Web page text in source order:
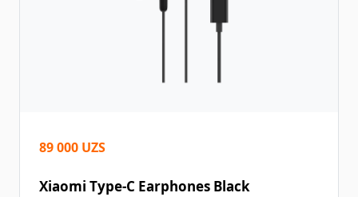
89 000 UZS
Xiaomi Type-C Earphones Black